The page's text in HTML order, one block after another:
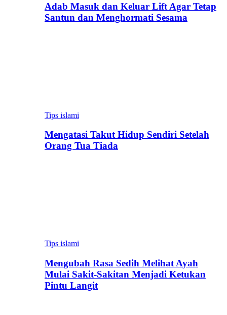
Adab Masuk dan Keluar Lift Agar Tetap
Santun dan Menghormati Sesama
Tips islami
Mengatasi Takut Hidup Sendiri Setelah
Orang Tua Tiada
Tips islami
Mengubah Rasa Sedih Melihat Ayah
Mulai Sakit-Sakitan Menjadi Ketukan
Pintu Langit